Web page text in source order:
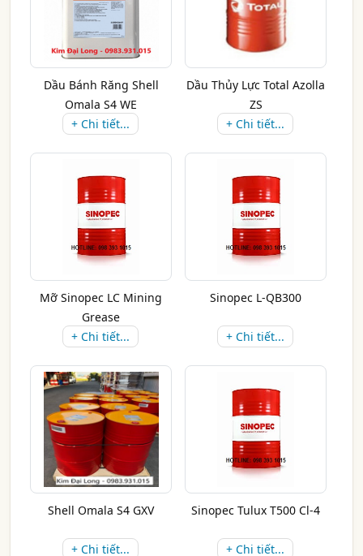
Dầu Bánh Răng Shell
Omala S4 WE
+ Chi tiết...
Dầu Thủy Lực Total Azolla
ZS
+ Chi tiết...
Mỡ Sinopec LC Mining
Grease
+ Chi tiết...
Sinopec L-QB300
+ Chi tiết...
Shell Omala S4 GXV
+ Chi tiết...
Sinopec Tulux T500 Cl-4
+ Chi tiết...